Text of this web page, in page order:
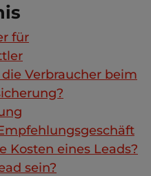
für
Verbraucher beim
Kosten eines Leads?
sein?